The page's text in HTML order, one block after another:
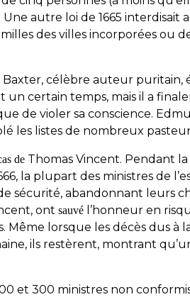
Une autre loi de 1665 interdisait
des villes incorporées ou
Baxter, célèbre auteur puritain,
un certain temps, mais il a
de violer sa conscience.
les listes de nombreux
de Thomas Vincent. Pendant
la plupart des ministres de
sécurité, abandonnant leurs
ontsauvé l’honneur en
Même lorsque les décès dus
ils restèrent, montrant
et 300 ministres non